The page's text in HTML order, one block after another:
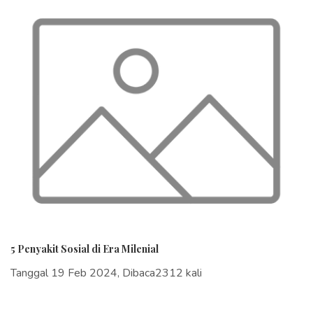
5 Penyakit Sosial di Era Milenial
Tanggal 19 Feb 2024, Dibaca2312 kali